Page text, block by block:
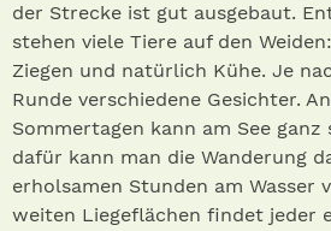
der Strecke ist gut ausgebaut.
stehen viele Tiere auf den
Ziegen und natürlich Kühe. Je
Runde verschiedene Gesichter.
Sommertagen kann am See
dafür kann man die Wanderung
erholsamen Stunden am Wasser
weiten Liegeflächen findet jeder